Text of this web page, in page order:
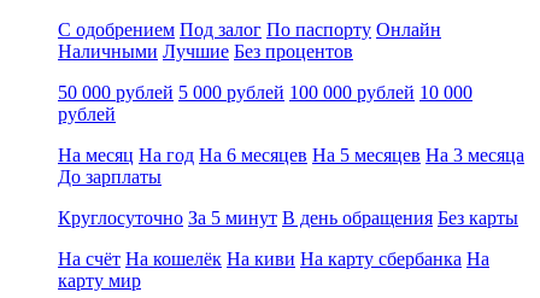
С одобрением Под залог По паспорту Онлайн
Наличными Лучшие Без процентов
50 000 рублей 5 000 рублей 100 000 рублей 10 000
рублей
На месяц На год На 6 месяцев На 5 месяцев На 3 месяца
До зарплаты
Круглосуточно За 5 минут В день обращения Без карты
На счёт На кошелёк На киви На карту сбербанка На
карту мир